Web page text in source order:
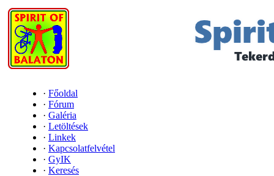
· Főoldal
· Fórum
· Galéria
· Letöltések
· Linkek
· Kapcsolatfelvétel
· GyIK
· Keresés